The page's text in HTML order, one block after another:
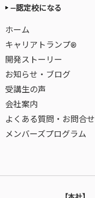
—認定校になる
ホーム
キャリアトランプ®
開発ストーリー
お知らせ・ブログ
受講生の声
会社案内
よくある質問・お問合せ
メンバーズプログラム